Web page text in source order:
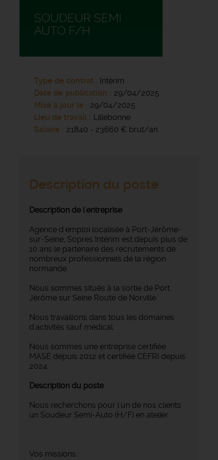
SOUDEUR SEMI
AUTO F/H
Type de contrat
Intérim
Date de publication
29/04/2025
Mise à jour le
29/04/2025
Lieu de travail
Lillebonne
Salaire
21840 - 23660 € brut/an
Description du poste
Description de l'entreprise
Agence d'emploi localisée à Port-Jérôme-
sur-Seine, Sopres Intérim est depuis plus de
10 ans le partenaire des recrutements de
nombreux professionnels de la région
normande.
Nous sommes situés à la sortie de Port
Jérôme sur Seine Route de Norville.
Nous travaillons dans tous les domaines
d'activités sauf médical.
Nous sommes une entreprise certifiée
MASE depuis 2012 et certifiée CEFRI depuis
2024.
Description du poste
Nous recherchons pour l'un de nos clients
un Soudeur Semi-Auto (H/F) en atelier.
Vos missions :